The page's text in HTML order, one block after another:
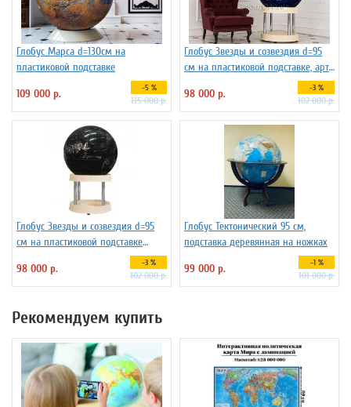
Глобус Марса d=130см на
пластиковой подставке
109 000 р.
-5 %
115 000 р.
Глобус Звезды и созвездия d=95
см на пластиковой подставке, арт.
98 000 р. -3 %
102 000 р.
Глобус Звезды и созвездия d=95
см на пластиковой подставке
98 000 р. -3 %
102 000 р.
Глобус Тектонический 95 см,
подставка деревянная на ножках
99 000 р.
-1 %
101 000 р.
Рекомендуем купить